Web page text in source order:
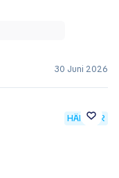
30 Juni 2026
HÄNDLER